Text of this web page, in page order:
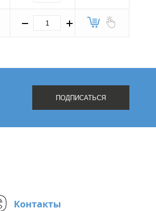
Контакты